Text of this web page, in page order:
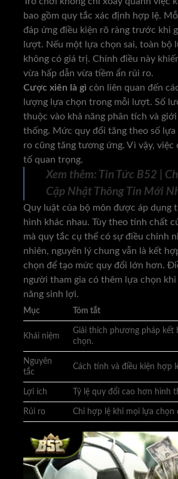
bao gồm quy tắc xác định hợp lệ.
đáp ứng điều kiện rõ ràng trước khi
lượt. Nếu một lựa chọn sai, toàn bộ
không có giá trị. Chính điều này
vừa hấp dẫn vừa tiềm ẩn rủi ro.
Cược xiên là gì còn liên quan đến
lượng lựa chọn trong mỗi lượt. Số
thuộc vào khả năng phân tích và
thống. Mức quy đổi tăng theo số
ro cũng tăng tương ứng. Vì vậy, việc
tố quan trọng.
Xem thêm: Tin Tức B52 |
Cập Nhật Thông Tin Mới
Quy luật của bộ môn được áp dụng
hình khác nhau. Tùy theo tính chất
mà quy tắc cụ thể có sự điều chỉnh
nhiên, nguyên lý chung vẫn là kết
chọn để tạo mức quy đổi lớn hơn.
người tham gia có thêm lựa chọn khi
năng sinh lợi.
Mục Tóm tắt
Khái niệm
Giải thích phương pháp kết
chọn.
Nguyên
tắc
Cách tính và điều kiện hợp
Lợi ích Tỷ lệ quy đổi cao hơn hình
Rủi ro Chỉ hợp lệ khi mọi lựa chọn